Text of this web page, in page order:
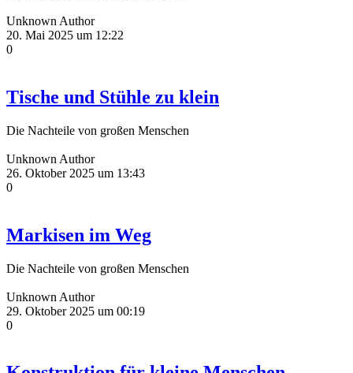
Unknown Author
20. Mai 2025 um 12:22
0
Tische und Stühle zu klein
Die Nachteile von großen Menschen
Unknown Author
26. Oktober 2025 um 13:43
0
Markisen im Weg
Die Nachteile von großen Menschen
Unknown Author
29. Oktober 2025 um 00:19
0